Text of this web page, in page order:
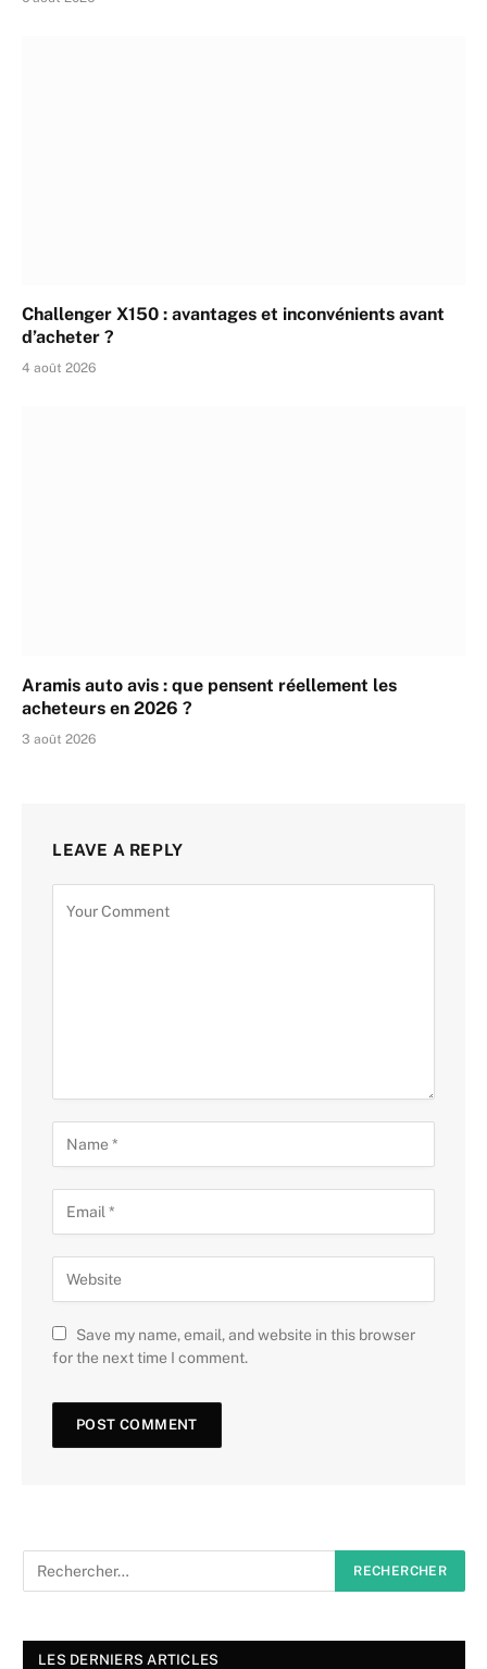
Challenger X150 : avantages et inconvénients avant
d’acheter ?
4 août 2026
Aramis auto avis : que pensent réellement les
acheteurs en 2026 ?
3 août 2026
LEAVE A REPLY
Save my name, email, and website in this browser
for the next time I comment.
LES DERNIERS ARTICLES